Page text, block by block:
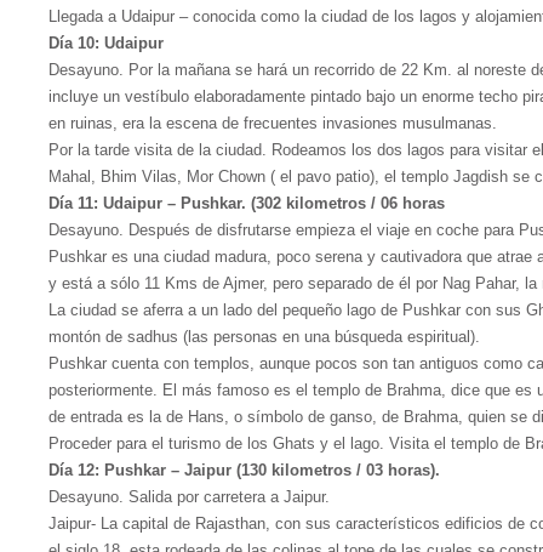
Llegada a Udaipur – conocida como la ciudad de los lagos y
Día 10: Udaipur
Desayuno. Por la mañana se hará un recorrido de 22 Km. al
incluye un vestíbulo elaboradamente pintado bajo un enorme techo
en ruinas, era la escena de frecuentes invasiones musulmanas.
Por la tarde visita de la ciudad. Rodeamos los dos lagos para
Mahal, Bhim Vilas, Mor Chown ( el pavo patio), el templo Jagdish
Día 11: Udaipur – Pushkar. (302 kilometros / 06 horas
Desayuno. Después de disfrutarse empieza el viaje en coche para
Pushkar es una ciudad madura, poco serena y cautivadora que
y está a sólo 11 Kms de Ajmer, pero separado de él por Nag Pahar,
La ciudad se aferra a un lado del pequeño lago de Pushkar con sus
montón de sadhus (las personas en una búsqueda espiritual).
Pushkar cuenta con templos, aunque pocos son tan antiguos como
posteriormente. El más famoso es el templo de Brahma, dice que
de entrada es la de Hans, o símbolo de ganso, de Brahma, quien se
Proceder para el turismo de los Ghats y el lago. Visita el templo de
Día 12: Pushkar – Jaipur (130 kilometros / 03 horas).
Desayuno. Salida por carretera a Jaipur.
Jaipur- La capital de Rajasthan, con sus característicos edificios de